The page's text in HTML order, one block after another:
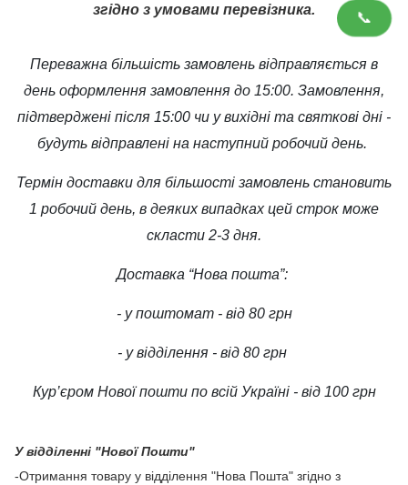
📞
згідно з умовами перевізника.
Переважна більшість замовлень відправляється в
день оформлення замовлення до 15:00. Замовлення,
підтверджені після 15:00 чи у вихідні та святкові дні -
будуть відправлені на наступний робочий день.
Термін доставки для більшості замовлень становить
1 робочий день, в деяких випадках цей строк може
скласти 2-3 дня.
Доставка “Нова пошта”:
- у поштомат - від 80 грн
- у відділення - від 80 грн
Кур’єром Нової пошти по всій Україні - від 100 грн
У відділенні "Нової Пошти"
-Отримання товару у відділення "Нова Пошта" згідно з